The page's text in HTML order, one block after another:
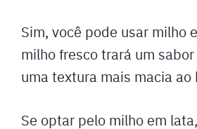
Sim, você pode usar milho
milho fresco trará um
uma textura mais macia ao
Se optar pelo milho em